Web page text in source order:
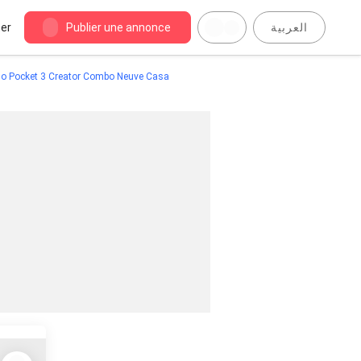
Publier une annonce العربية
Pocket 3 Creator Combo Neuve Casa